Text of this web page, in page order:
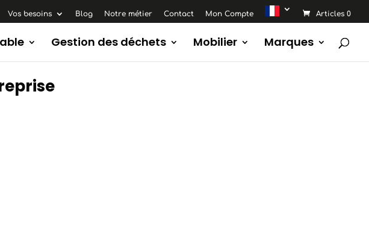
Vos besoins Blog Notre métier Contact Mon Compte Articles 0
Gestion des déchets Mobilier Marques